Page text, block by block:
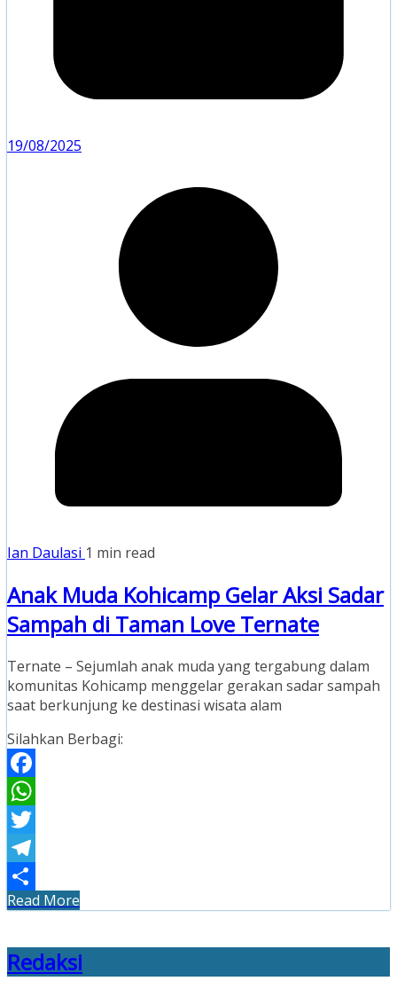
19/08/2025
Ian Daulasi 1 min read
Anak Muda Kohicamp Gelar Aksi Sadar
Sampah di Taman Love Ternate
Ternate – Sejumlah anak muda yang tergabung dalam
komunitas Kohicamp menggelar gerakan sadar sampah
saat berkunjung ke destinasi wisata alam
Silahkan Berbagi:
Facebook
WhatsApp
Twitter
Telegram
Share
Read More
Redaksi